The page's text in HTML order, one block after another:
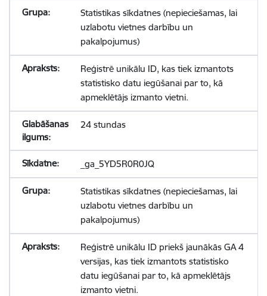
Statistikas sīkdatnes (nepieciešamas, lai
uzlabotu vietnes darbību un
pakalpojumus)
Reģistrē unikālu ID, kas tiek izmantots
statistisko datu iegūšanai par to, kā
apmeklētājs izmanto vietni.
24 stundas
_ga_5YD5R0R0JQ
Statistikas sīkdatnes (nepieciešamas, lai
uzlabotu vietnes darbību un
pakalpojumus)
Reģistrē unikālu ID priekš jaunākās GA 4
versijas, kas tiek izmantots statistisko
datu iegūšanai par to, kā apmeklētājs
izmanto vietni.